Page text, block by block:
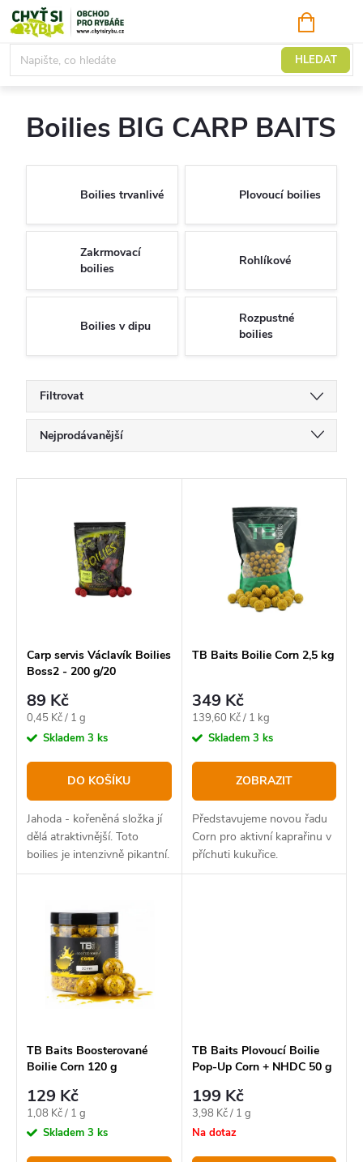
Přejít
na
obsah
HLEDAT
KOŠÍK
Boilies
Boilies BIG CARP BAITS
Boilies trvanlivé Plovoucí boilies
Zakrmovací
boilies
Rohlíkové
Boilies v dipu
Rozpustné
boilies
Filtrovat
a
z
o
d
u
k
t
ů
Nejprodávanější
Nejdražší
Abecedně
r
o
d
u
k
t
ů
Carp servis Václavík Boilies
Boss2 - 200 g/20
89 Kč
Měrná
cena:
0,45 Kč / 1 g
Skladem 3 ks
DO KOŠÍKU
Jahoda - kořeněná složka jí
dělá atraktivnější. Toto
boilies je intenzivně pikantní.
TB Baits Boilie Corn 2,5 kg
349 Kč
Měrná
cena:
139,60 Kč / 1 kg
Skladem 3 ks
ZOBRAZIT
Představujeme novou řadu
Corn pro aktivní kaprařinu v
příchuti kukuřice.
TB Baits Boosterované
Boilie Corn 120 g
129 Kč
Měrná
cena:
1,08 Kč / 1 g
Skladem 3 ks
TB Baits Plovoucí Boilie
Pop-Up Corn + NHDC 50 g
199 Kč
Měrná
cena:
3,98 Kč / 1 g
Na dotaz